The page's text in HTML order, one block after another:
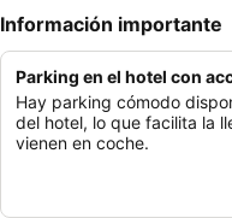
Información importante
Parking en el hotel con
Hay parking cómodo
del hotel, lo que facilita la
vienen en coche.